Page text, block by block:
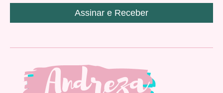
Assinar e Receber